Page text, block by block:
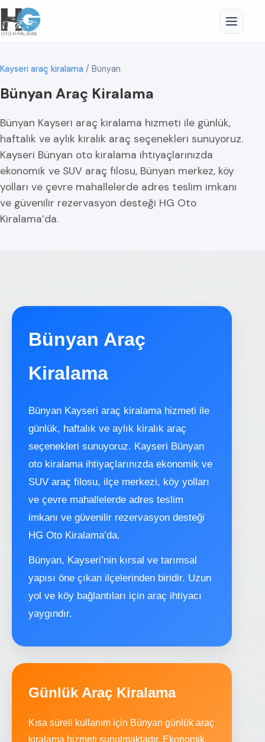
Kayseri araç kiralama / Bünyan
Bünyan Araç Kiralama
Bünyan Kayseri araç kiralama hizmeti ile günlük,
haftalık ve aylık kiralık araç seçenekleri sunuyoruz.
Kayseri Bünyan oto kiralama ihtiyaçlarınızda
ekonomik ve SUV araç filosu, Bünyan merkez, köy
yolları ve çevre mahallelerde adres teslim imkanı
ve güvenilir rezervasyon desteği HG Oto
Kiralama’da.
Bünyan Araç
Kiralama
Bünyan Kayseri araç kiralama hizmeti ile
günlük, haftalık ve aylık kiralık araç
seçenekleri sunuyoruz. Kayseri Bünyan
oto kiralama ihtiyaçlarınızda ekonomik ve
SUV araç filosu, ilçe merkezi, köy yolları
ve çevre mahallelerde adres teslim
imkanı ve güvenilir rezervasyon desteği
HG Oto Kiralama’da.
Bünyan, Kayseri’nin kırsal ve tarımsal
yapısı öne çıkan ilçelerinden biridir. Uzun
yol ve köy bağlantıları için araç ihtiyacı
yaygındır.
Günlük Araç Kiralama
Kısa süreli kullanım için Bünyan günlük araç
kiralama hizmeti sunulmaktadır. Ekonomik,